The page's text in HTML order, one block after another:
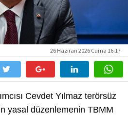
26 Haziran 2026 Cuma 16:17
Cevdet Yılmaz terörsüz
yasal düzenlemenin TBMM